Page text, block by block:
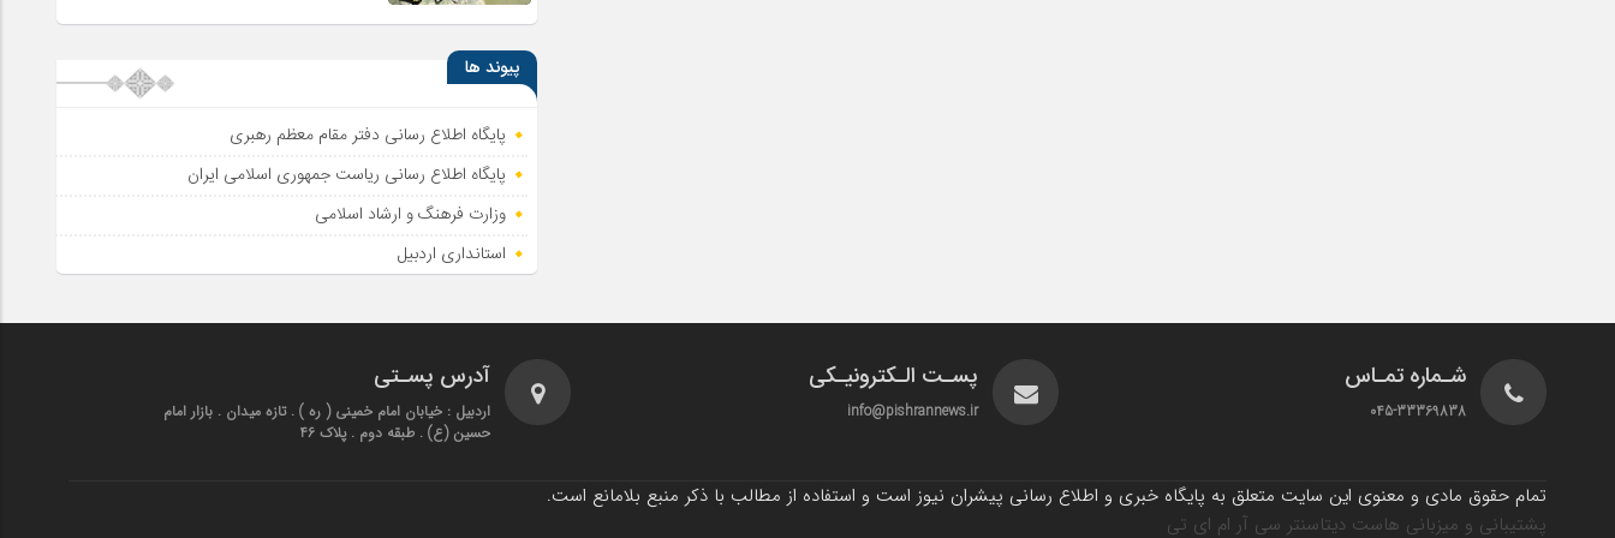
پیوند ها
پایگاه اطلاع رسانی دفتر مقام معظم رهبری
پایگاه اطلاع‌ رسانی ریاست‌ جمهوری اسلامی ایران
وزارت فرهنگ و ارشاد اسلامی
استانداری اردبیل
شـماره تمـاس
045-33369838
پسـت الـکترونیـکی
info@pishrannews.ir
آدرس پسـتی
اردبیل : خیابان امام خمینی ( ره ) . تازه میدان . بازار امام
حسین (ع) . طبقه دوم . پلاک 46
تمام حقوق مادی و معنوی این سایت متعلق به پایگاه خبری و اطلاع رسانی پیشران نیوز است و استفاده از مطالب با ذکر منبع بلامانع است.
پشتیبانی و میزبانی هاست دیتاسنتر سی آر ام ای تی